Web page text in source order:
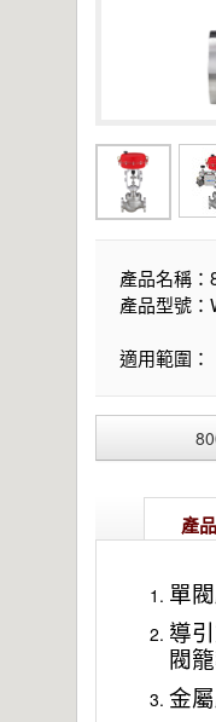
產品名稱
產品型號：
適用範圍：
產
單
導
閥
金